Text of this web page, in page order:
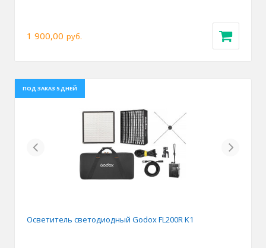
1 900,00 руб.
ПОД ЗАКАЗ 5 ДНЕЙ
Previous Next
Осветитель светодиодный Godox FL200R K1